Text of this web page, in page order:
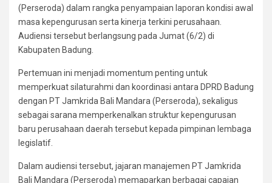
(Perseroda) dalam rangka penyampaian laporan kondisi awal
masa kepengurusan serta kinerja terkini perusahaan.
Audiensi tersebut berlangsung pada Jumat (6/2) di
Kabupaten Badung.
Pertemuan ini menjadi momentum penting untuk
memperkuat silaturahmi dan koordinasi antara DPRD Badung
dengan PT Jamkrida Bali Mandara (Perseroda), sekaligus
sebagai sarana memperkenalkan struktur kepengurusan
baru perusahaan daerah tersebut kepada pimpinan lembaga
legislatif.
Dalam audiensi tersebut, jajaran manajemen PT Jamkrida
Bali Mandara (Perseroda) memaparkan berbagai capaian